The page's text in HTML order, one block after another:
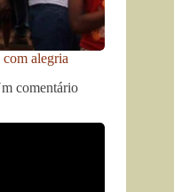
alegria
comentário